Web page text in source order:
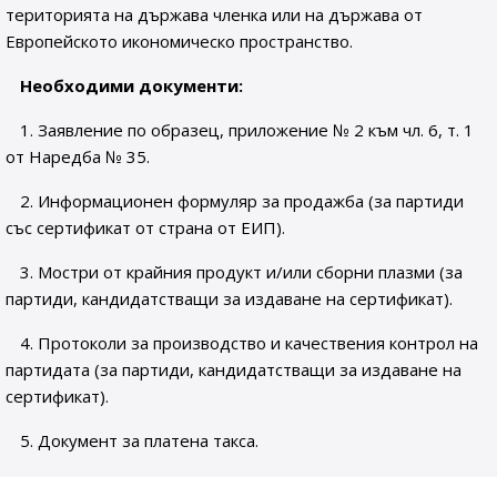
територията на държава членка или на държава от
Европейското икономическо пространство.
Необходими документи:
1. Заявление по образец, приложение № 2 към чл. 6, т. 1
от Наредба № 35.
2. Информационен формуляр за продажба (за партиди
със сертификат от страна от ЕИП).
3. Мостри от крайния продукт и/или сборни плазми (за
партиди, кандидатстващи за издаване на сертификат).
4. Протоколи за производство и качествения контрол на
партидата (за партиди, кандидатстващи за издаване на
сертификат).
5. Документ за платена такса.